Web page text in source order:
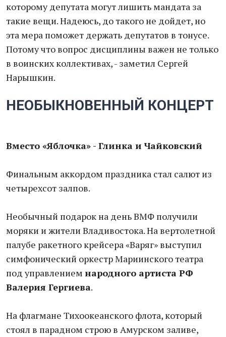
которому депутата могут лишить мандата за
такие вещи. Надеюсь, до такого не дойдет, но
эта мера поможет держать депутатов в тонусе.
Потому что вопрос дисциплины важен не только
в воинских коллективах, - заметил Сергей
Нарышкин.
НЕОБЫКНОВЕННЫЙ КОНЦЕРТ
Вместо «Яблочка» - Глинка и Чайковский
Финальным аккордом праздника стал салют из
четырехсот залпов.
Необычный подарок на день ВМФ получили
моряки и жители Владивостока. На вертолетной
палубе ракетного крейсера «Варяг» выступил
симфонический оркестр Мариинского театра
под управлением народного артиста РФ
Валерия Гергиева.
На флагмане Тихоокеанского флота, который
стоял в парадном строю в Амурском заливе,